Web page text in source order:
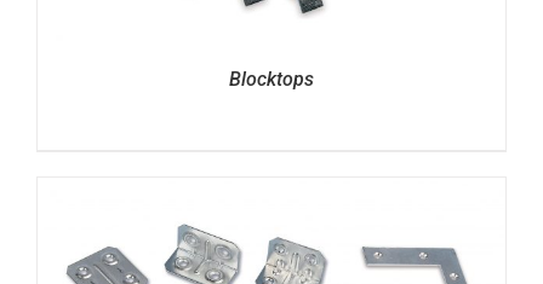
Blocktops